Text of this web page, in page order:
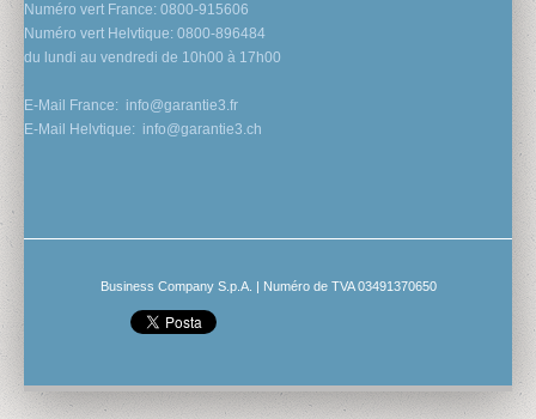
Numéro vert France: 0800-915606
Numéro vert Helvtique: 0800-896484
du lundi au vendredi de 10h00 à 17h00
E-Mail France: info@garantie3.fr
E-Mail Helvtique: info@garantie3.ch
Business Company S.p.A. | Numéro de TVA 03491370650